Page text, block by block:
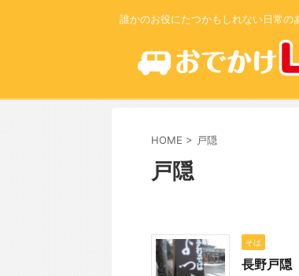
誰かのお役にたつかもしれない日常の
HOME > 戸隠
戸隠
そば
長野戸隠